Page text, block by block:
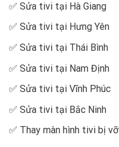
✅ Sửa tivi tại Hà Giang
✅ Sửa tivi tại Hưng Yên
✅ Sửa tivi tại Thái Bình
✅ Sửa tivi tại Nam Định
✅ Sửa tivi tại Vĩnh Phúc
✅ Sửa tivi tại Bắc Ninh
✅ Thay màn hình tivi bị vỡ